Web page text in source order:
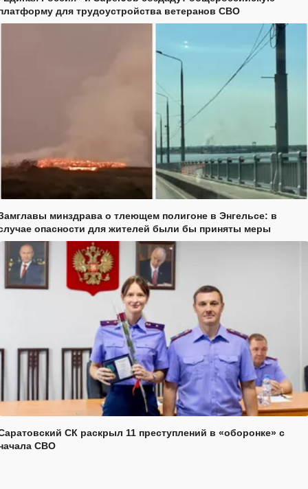
для трудоустройства ветеранов СВО
минздрава о тлеющем полигоне в Энгельсе: в
опасности для жителей были бы приняты меры
СК раскрыл 11 преступлений в «оборонке» с
СВО